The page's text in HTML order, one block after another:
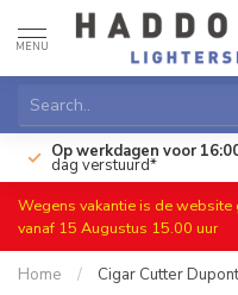
MENU
Op werkdagen voor
dag verstuurd*
Wegens vakantie is de
vanaf 15 Augustus 15.00 uur
Home / Cigar Cutter